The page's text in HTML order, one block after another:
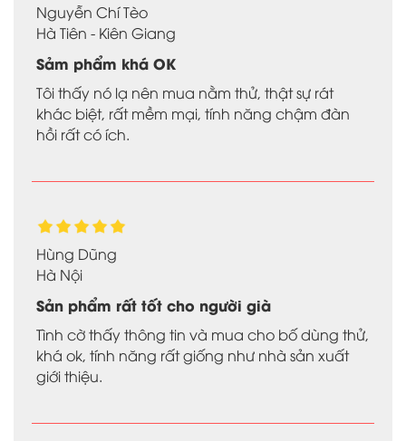
Nguyễn Chí Tèo
Hà Tiên - Kiên Giang
Sảm phẩm khá OK
Tôi thấy nó lạ nên mua nằm thử, thật sự rát
khác biệt, rất mềm mại, tính năng chậm đàn
hồi rất có ích.
Hùng Dũng
Hà Nội
Sản phẩm rất tốt cho người già
Tình cờ thấy thông tin và mua cho bố dùng thử,
khá ok, tính năng rất giống như nhà sản xuất
giới thiệu.